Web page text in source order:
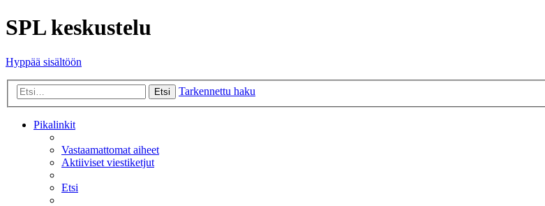
SPL keskustelu
Hyppää sisältöön
Etsi Tarkennettu haku
Pikalinkit
Vastaamattomat aiheet
Aktiiviset viestiketjut
Etsi